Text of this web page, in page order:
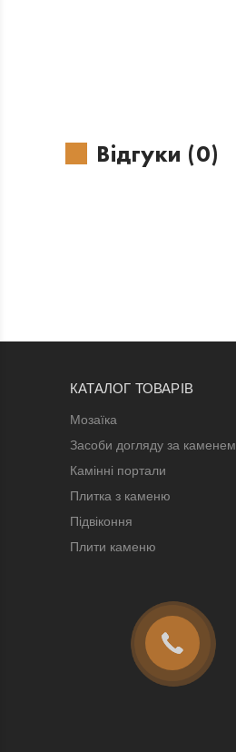
Відгуки (0)
КАТАЛОГ ТОВАРІВ
Мозаїка
Засоби догляду за каменем
Камінні портали
Плитка з каменю
Підвіконня
Плити каменю